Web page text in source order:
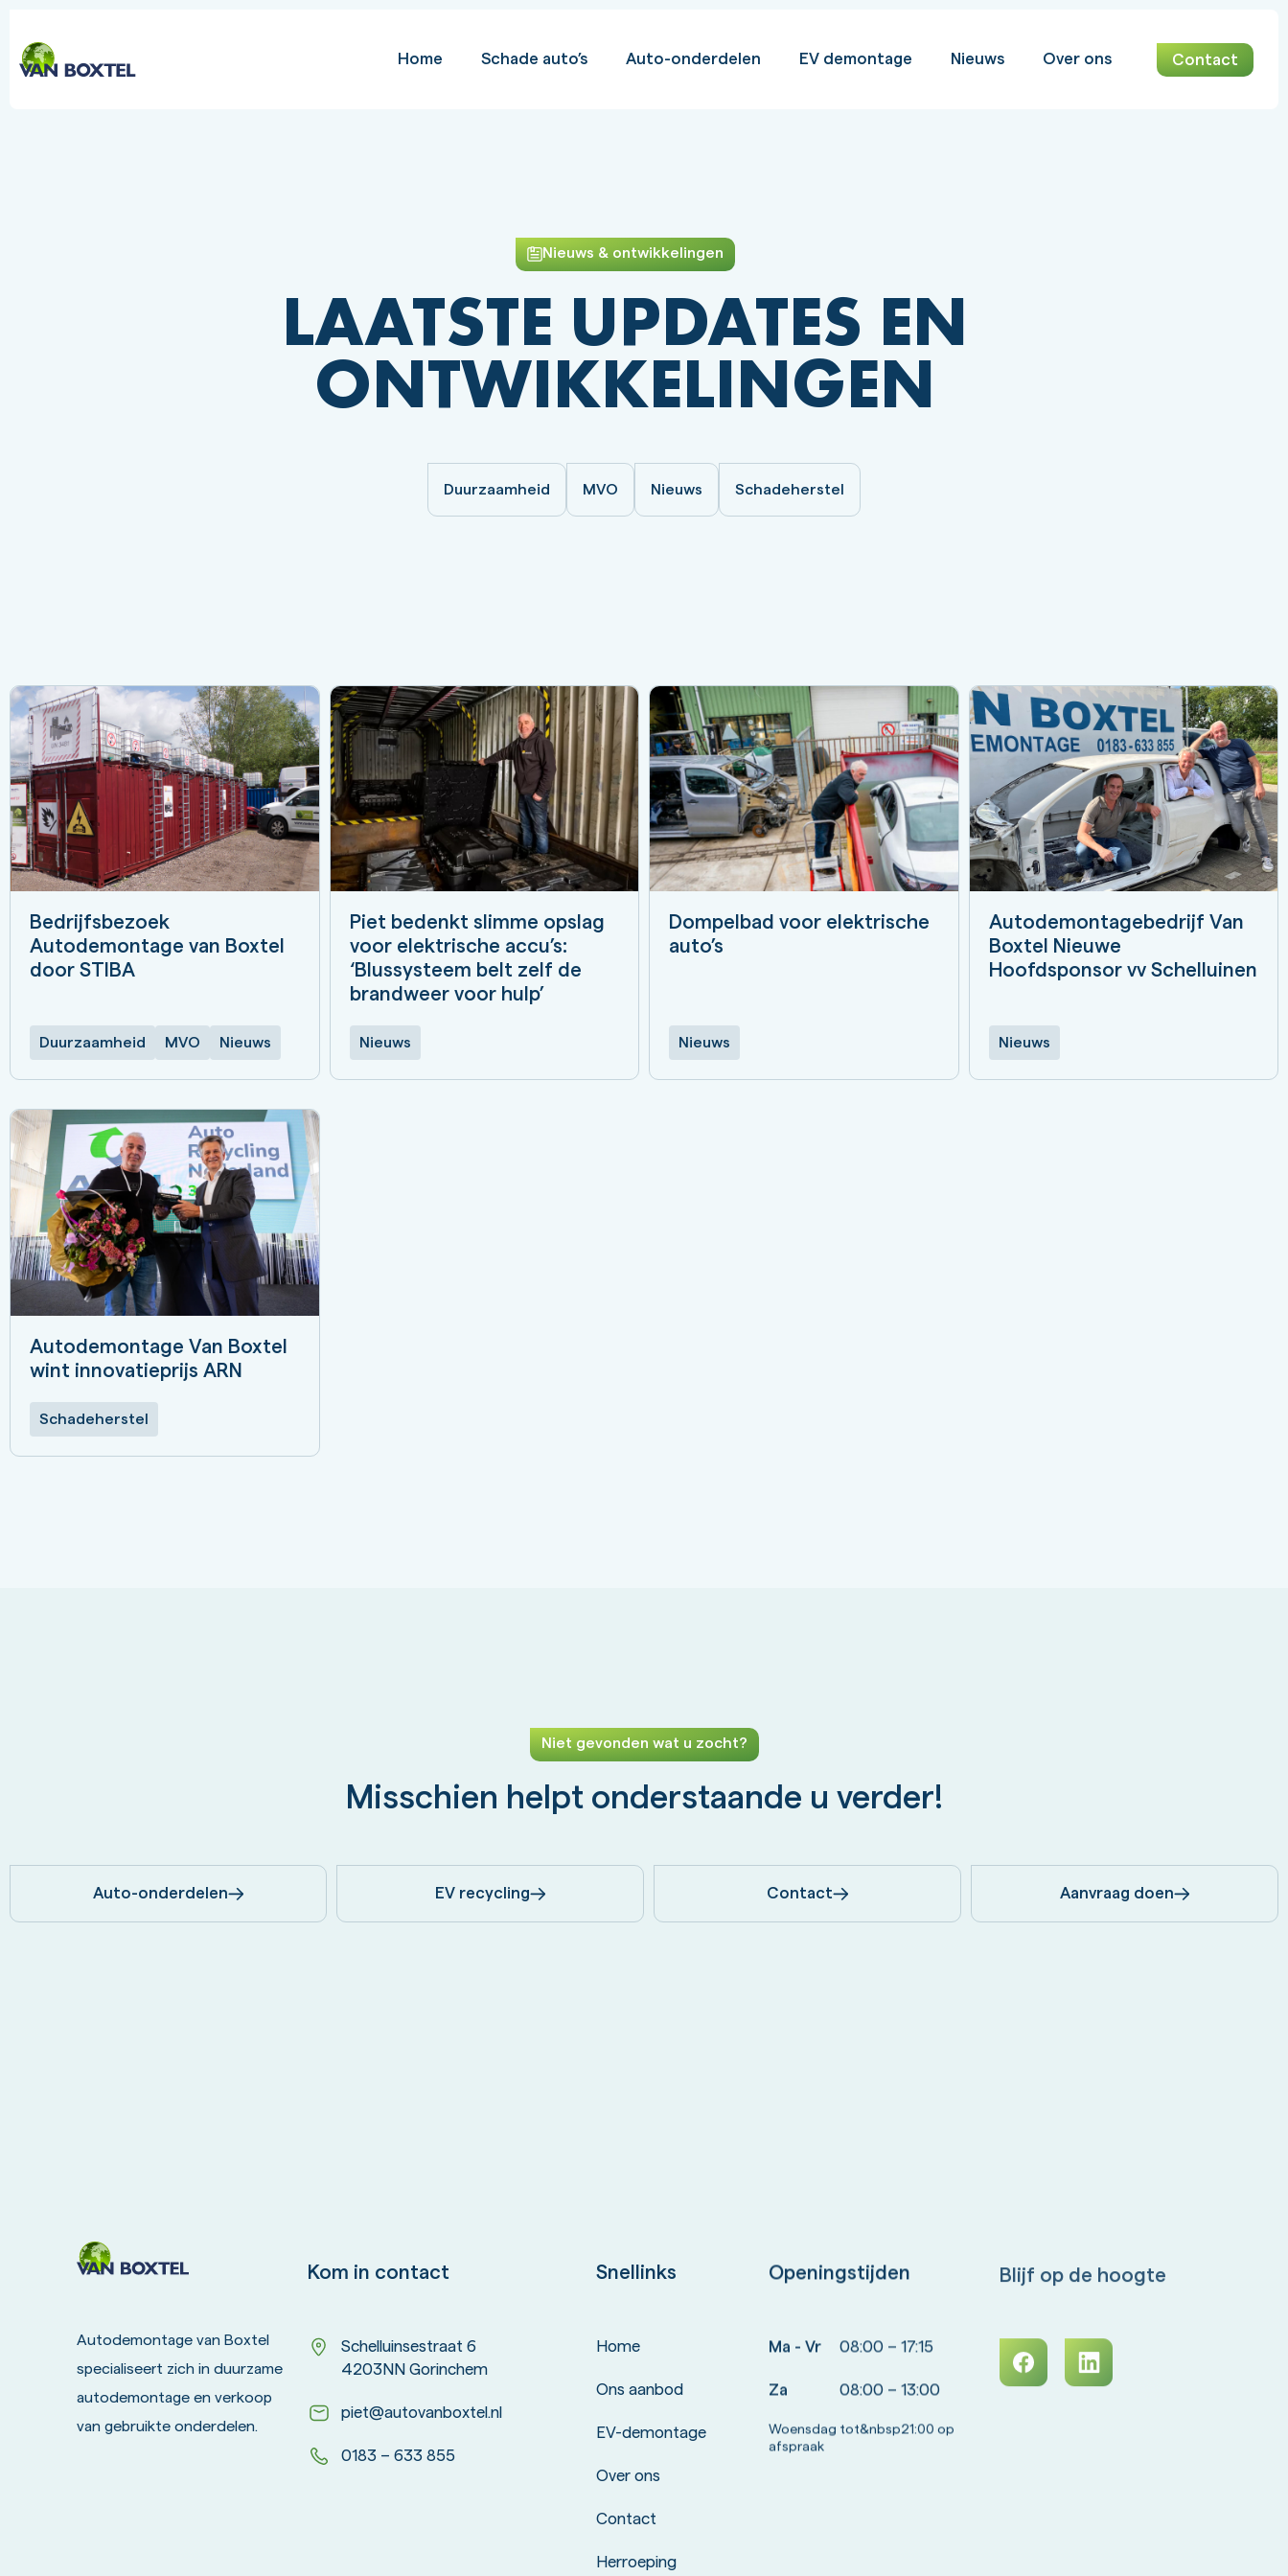
Home Schade auto’s Auto-onderdelen EV demontage Nieuws Over ons Contact
Nieuws & ontwikkelingen
LAATSTE UPDATES EN
ONTWIKKELINGEN
Duurzaamheid MVO Nieuws Schadeherstel
Bedrijfsbezoek
Autodemontage van Boxtel
door STIBA
Duurzaamheid MVO Nieuws
Piet bedenkt slimme opslag
voor elektrische accu’s:
‘Blussysteem belt zelf de
brandweer voor hulp’
Nieuws
Dompelbad voor elektrische
auto’s
Nieuws
Autodemontagebedrijf Van
Boxtel Nieuwe
Hoofdsponsor vv Schelluinen
Nieuws
Autodemontage Van Boxtel
wint innovatieprijs ARN
Schadeherstel
Niet gevonden wat u zocht?
Misschien helpt onderstaande u verder!
Auto-onderdelen EV recycling Contact Aanvraag doen
Autodemontage van Boxtel
specialiseert zich in duurzame
autodemontage en verkoop
van gebruikte onderdelen.
Kom in contact
Schelluinsestraat 6
4203NN Gorinchem
piet@autovanboxtel.nl
0183 – 633 855
Snellinks
Home
Ons aanbod
EV-demontage
Over ons
Contact
Herroeping
Openingstijden
Ma - Vr 08:00 – 17:15
Za 08:00 – 13:00
Woensdag tot&nbsp21:00 op
afspraak
Blijf op de hoogte